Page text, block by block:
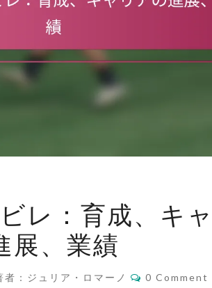
ロ・
モ
レ：育成、キ
展、業績
者：ジュリア・ロマーノ Comments
0 Comment